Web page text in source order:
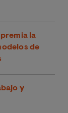
la
de
y